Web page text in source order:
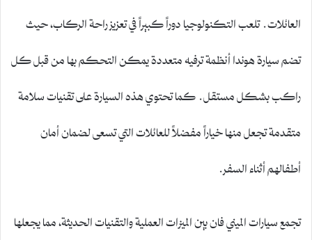
العائلات. تلعب التكنولوجيا دوراً كبيراً في تعزيز راحة الركاب، حيث
تضم سيارة هوندا أنظمة ترفيه متعددة يمكن التحكم بها من قبل كل
راكب بشكل مستقل. كما تحتوي هذه السيارة على تقنيات سلامة
متقدمة تجعل منها خياراً مفضلاً للعائلات التي تسعى لضمان أمان
أطفالهم أثناء السفر.
تجمع سيارات الميني فان بين الميزات العملية والتقنيات الحديثة، مما يجعلها